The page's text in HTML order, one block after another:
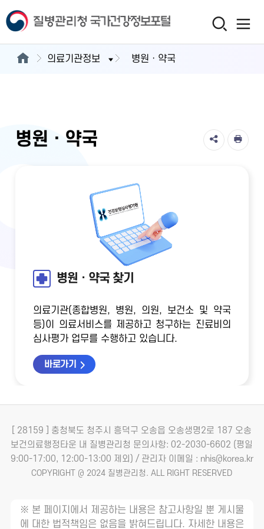
의료기관정보 병원ㆍ약국
병원ㆍ약국
병원ㆍ약국 찾기
의료기관(종합병원, 병원, 의원, 보건소 및 약국
등)이 의료서비스를 제공하고 청구하는 진료비의
심사평가 업무를 수행하고 있습니다.
바로가기
[ 28159 ] 충청북도 청주시 흥덕구 오송읍 오송생명2로 187 오송
보건의료행정타운 내 질병관리청 문의사항: 02-2030-6602 (평일
9:00-17:00, 12:00-13:00 제외) / 관리자 이메일 : nhis@korea.kr
COPYRIGHT @ 2024 질병관리청. ALL RIGHT RESERVED
※ 본 페이지에서 제공하는 내용은 참고사항일 뿐 게시물
에 대한 법적책임은 없음을 밝혀드립니다. 자세한 내용은